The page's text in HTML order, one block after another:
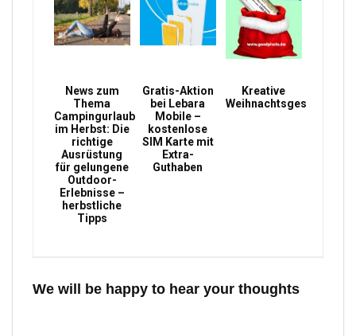
News zum
Thema
Campingurlaub
im Herbst: Die
richtige
Ausrüstung
für gelungene
Outdoor-
Erlebnisse –
herbstliche
Tipps
Gratis-Aktion
bei Lebara
Mobile –
kostenlose
SIM Karte mit
Extra-
Guthaben
Kreative
Weihnachtsgeschenke
We will be happy to hear your thoughts